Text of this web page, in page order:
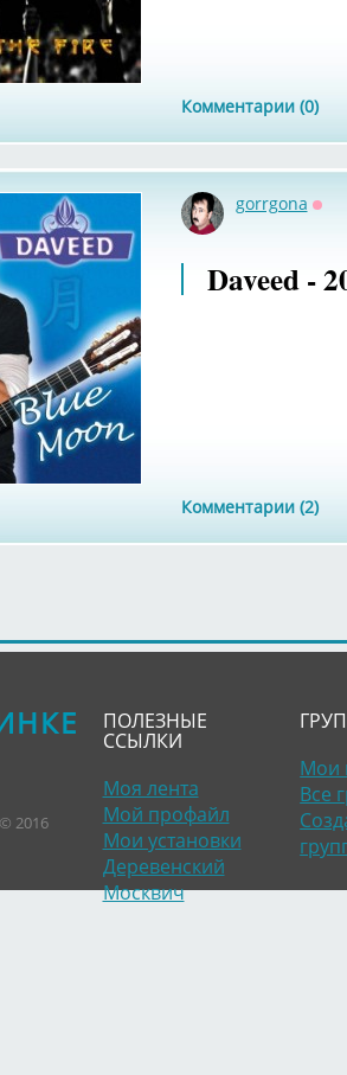
Комментарии (0)
gorrgona
Daveed -
Комментарии (2)
2016
ПОЛЕЗНЫЕ
ССЫЛКИ
Моя лента
Мой профайл
Мои установки
Деревенский
Москвич
Мои
Все